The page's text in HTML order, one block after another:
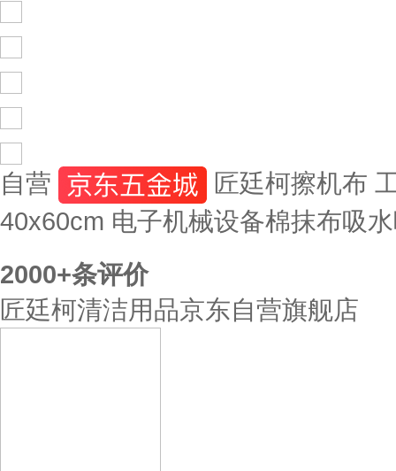
自营
匠廷柯擦机布
40x60cm 电子机械设备棉抹布吸
2000+条评价
匠廷柯清洁用品京东自营旗舰店